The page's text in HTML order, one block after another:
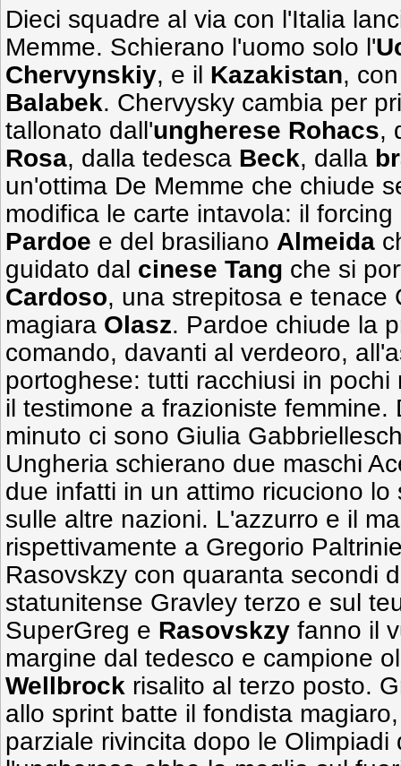
Dieci squadre al via con l'Italia
Memme. Schierano l'uomo solo l'
Chervynskiy, e il Kazakistan,
Balabek. Chervysky cambia per
tallonato dall'ungherese Rohacs,
Rosa, dalla tedesca Beck, dalla
un'ottima De Memme che chiude
modifica le carte intavola: il
Pardoe e del brasiliano Almeida
guidato dal cinese Tang che si
Cardoso, una strepitosa e tenace
magiara Olasz. Pardoe chiude la
comando, davanti al verdeoro,
portoghese: tutti racchiusi in
il testimone a frazioniste femmine.
minuto ci sono Giulia
Ungheria schierano due maschi
due infatti in un attimo ricuciono
sulle altre nazioni. L'azzurro e il
rispettivamente a Gregorio
Rasovskzy con quaranta secondi
statunitense Gravley terzo e sul
SuperGreg e Rasovskzy fanno il
margine dal tedesco e campione
Wellbrock risalito al terzo posto.
allo sprint batte il fondista
parziale rivincita dopo le Olimpiadi